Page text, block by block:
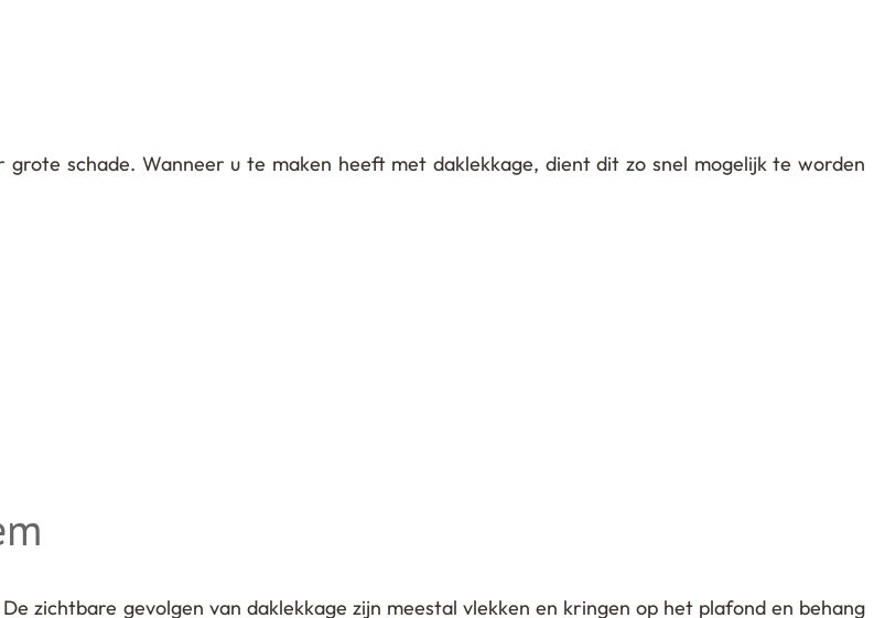
schade. Wanneer u te maken heeft met daklekkage, dient dit zo snel mogelijk te worden
zichtbare gevolgen van daklekkage zijn meestal vlekken en kringen op het plafond en behang